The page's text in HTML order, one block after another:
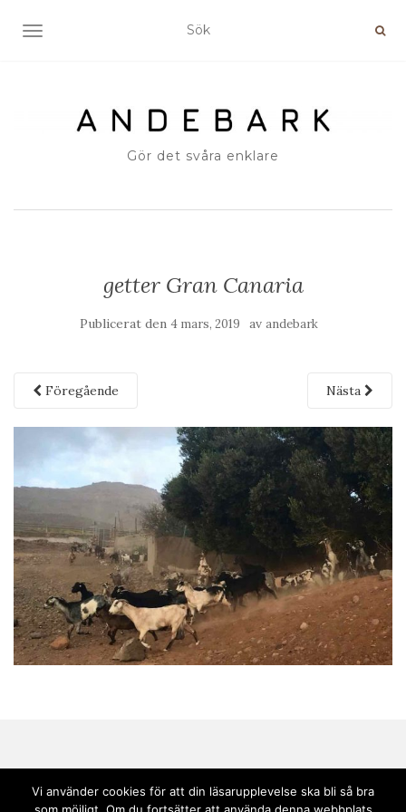
SLÅ PÅ/AV NAVIGERING
Gör det svåra enklare
getter Gran Canaria
Publicerat den 4 mars, 2019 av andebark
Föregående Nästa
Vi använder cookies för att din läsarupplevelse ska bli så bra